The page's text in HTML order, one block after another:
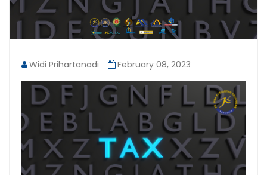
Widi Prihartanadi February 08, 2023